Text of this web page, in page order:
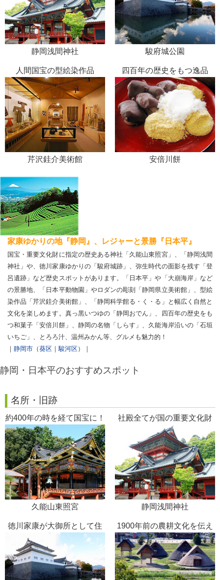
静岡浅間神社 駿府城公園
人間国宝の型絵染作品
芹沢銈介美術館
四百年の歴史をもつ逸品
安倍川餅
家康ゆかりの地『静岡』、レジャーと景勝『日本平』
国宝・重要文化財に指定の歴史ある神社「久能山東照宮」、「静岡浅間
神社」や、徳川家康ゆかりの「駿府城跡」、弥生時代の面影を残す「登
呂遺跡」など歴史スポットがあります。「日本平」や「大崩海岸」など
の景勝地、「日本平動物園」やロダンの彫刻「静岡県立美術館」、型絵
染作品「芹沢銈介美術館」、「静岡科学館る・く・る」と幅広く自然と
文化を楽しめます。真っ黒いつゆの「静岡おでん」、四百年の歴史をも
つ和菓子「安倍川餅」、静岡の名物「しらす」、久能海岸沿いの「石垣
いちご」、とろろ汁、温州みかん等、グルメも魅力的！
｜ 静岡市 （葵区 ｜ 駿河区）｜
静岡・日本平のおすすめスポット
名所・旧跡
約400年の時を経て国宝に！
久能山東照宮
社殿全てが国の重要文化財
静岡浅間神社
徳川家康が大御所として住
んだ地
1900年前の農耕文化を伝え
る